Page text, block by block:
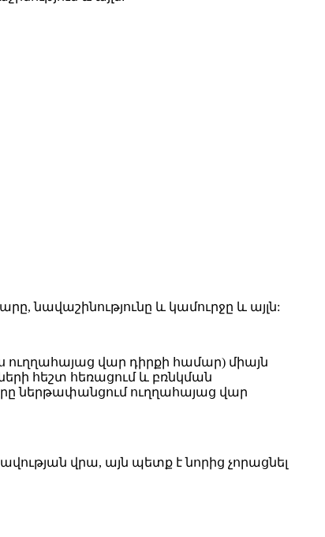
նավաշինությունը և կամուրջը և այլն:
ուղղահայաց վար դիրքի համար) միայն
հեշտ հեռացում և բռնկման
ներթափանցում ուղղահայաց վար
վրա, այն պետք է նորից չորացնել